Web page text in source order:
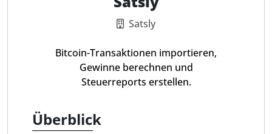
Satsly
Bitcoin-Transaktionen importieren,
Gewinne berechnen und
Steuerreports erstellen.
Überblick